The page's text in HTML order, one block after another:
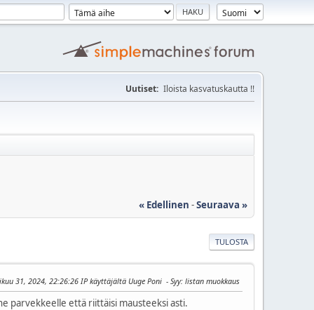
Uutiset: Iloista kasvatuskautta !!
« Edellinen -Seuraava »
TULOSTA
31, 2024, 22:26:26 IP käyttäjältä Uuge Poni Syy: listan muokkaus
parvekkeelle että riittäisi mausteeksi asti.